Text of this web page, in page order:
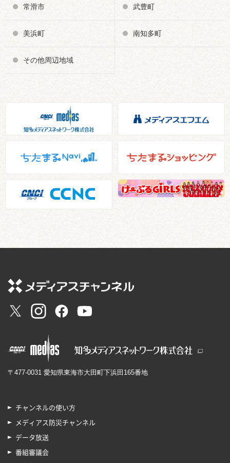
常滑市 武豊町
美浜町 南知多町
その他周辺地域
〒477-0031 愛知県東海市大田町下浜田165番地
チャンネルの使い方
メディアス防災チャンネル
データ放送
番組審議会